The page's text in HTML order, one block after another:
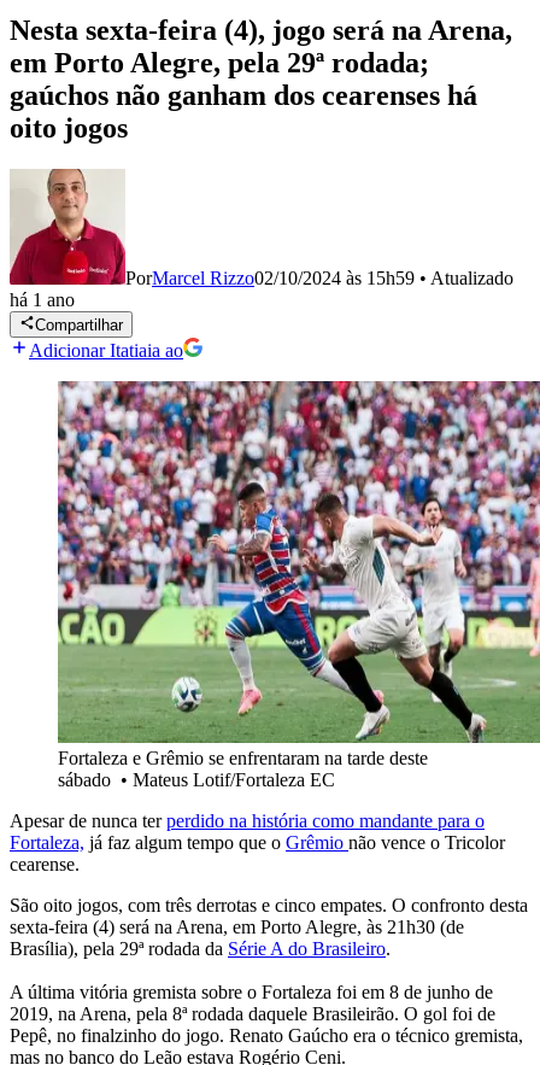
Nesta sexta-feira (4), jogo será na Arena,
em Porto Alegre, pela 29ª rodada;
gaúchos não ganham dos cearenses há
oito jogos
PorMarcel Rizzo02/10/2024 às 15h59 • Atualizado
há 1 ano
Compartilhar
Adicionar Itatiaia ao
Fortaleza e Grêmio se enfrentaram na tarde deste
sábado • Mateus Lotif/Fortaleza EC
Apesar de nunca terperdido na história como mandante para o
Fortaleza, já faz algum tempo que o Grêmio não vence o Tricolor
cearense.
São oito jogos, com três derrotas e cinco empates. O confronto desta
sexta-feira (4) será na Arena, em Porto Alegre, às 21h30 (de
Brasília), pela 29ª rodada da Série A do Brasileiro.
A última vitória gremista sobre o Fortaleza foi em 8 de junho de
2019, na Arena, pela 8ª rodada daquele Brasileirão. O gol foi de
Pepê, no finalzinho do jogo. Renato Gaúcho era o técnico gremista,
mas no banco do Leão estava Rogério Ceni.